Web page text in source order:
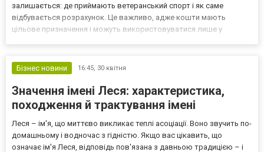
залишається: де приймають ветеранський спорт і як саме
відбувається розрахунок. Це важливо, адже кошти мають
цільове призначення і можуть використовуватися лише у
зазвичай п...
Бізнес новини 16:45, 30 квітня
Значення імені Леся: характеристика,
походження й трактування імені
Леся – ім'я, що миттєво викликає теплі асоціації. Воно звучить по-
домашньому і водночас з гідністю. Якщо вас цікавить, що
означає ім'я Леся, відповідь пов'язана з давньою традицією – і